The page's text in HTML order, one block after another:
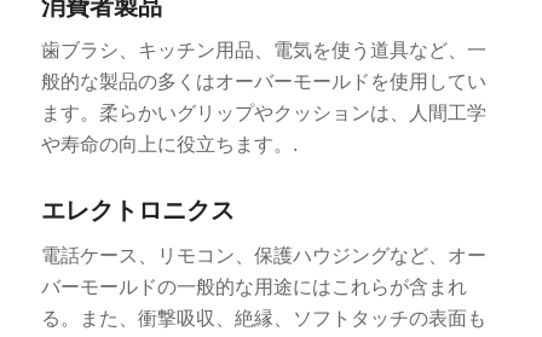
消費者製品
歯ブラシ、キッチン用品、電気を使う道具など、一
般的な製品の多くはオーバーモールドを使用してい
ます。柔らかいグリップやクッションは、人間工学
や寿命の向上に役立ちます。.
エレクトロニクス
電話ケース、リモコン、保護ハウジングなど、オー
バーモールドの一般的な用途にはこれらが含まれ
る。また、衝撃吸収、絶縁、ソフトタッチの表面も